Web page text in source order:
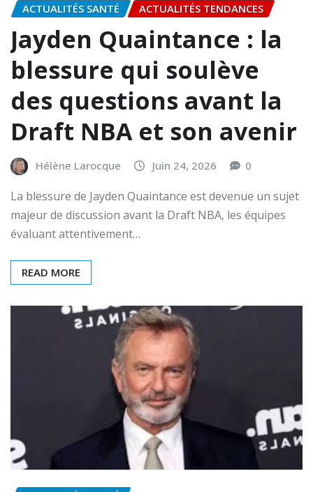
ACTUALITÉS SANTÉ ACTUALITÉS TENDANCES
Jayden Quaintance : la
blessure qui soulève
des questions avant la
Draft NBA et son avenir
Hélène Larocque Juin 24, 2026 0
La blessure de Jayden Quaintance est devenue un sujet
majeur de discussion avant la Draft NBA, les équipes
évaluant attentivement…
READ MORE